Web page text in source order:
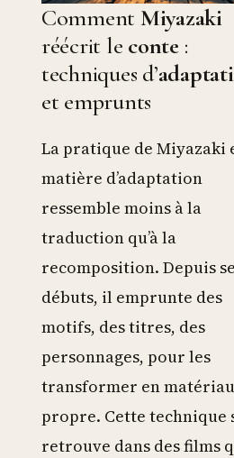
CommentMiyazaki
réécrit le conte:
techniques d’
et emprunts
La pratique de Miyazaki
matière d’adaptation
ressemble moins à la
traduction qu’à la
recomposition. Depuis
débuts, il emprunte des
motifs, des titres, des
personnages, pour les
transformer en matériau
propre. Cette technique
retrouve dans des films